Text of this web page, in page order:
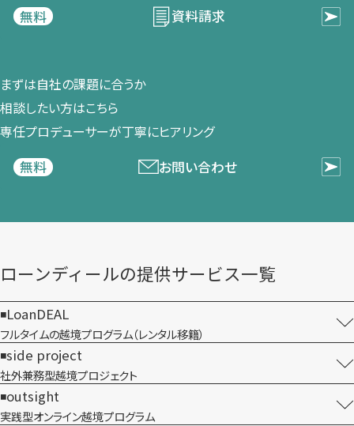
無料
資料請求
まずは​自社の​課題に​合うか​
相談したい方は​こちら
専任プロデューサーが​丁寧に​ヒアリング
無料
お問い合わせ
ローンディールの​提供サービス一覧
LoanDEAL
フルタイムの越境プログラム​（レンタル移籍）
side project
社外兼務型​越境プロジェクト
outsight
実践型オンライン​越境プログラム